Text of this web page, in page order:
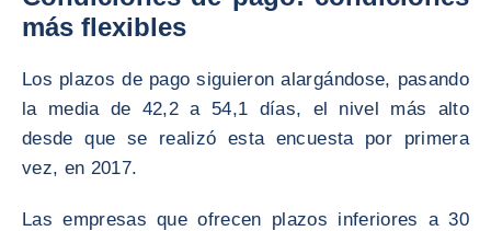
más flexibles
Los plazos de pago siguieron alargándose, pasando
la media de 42,2 a 54,1 días, el nivel más alto
desde que se realizó esta encuesta por primera
vez, en 2017.
Las empresas que ofrecen plazos inferiores a 30